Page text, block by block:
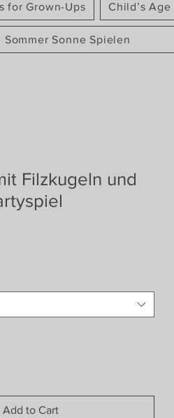
for Grown-Ups Child’s Age
Sommer Sonne Spielen
Filzkugeln und
Add to Cart